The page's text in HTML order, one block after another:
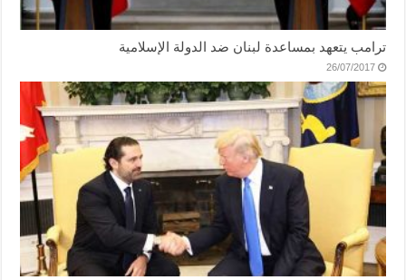
ترامب يتعهد بمساعدة لبنان ضد الدولة الإسلامية
26/07/2017